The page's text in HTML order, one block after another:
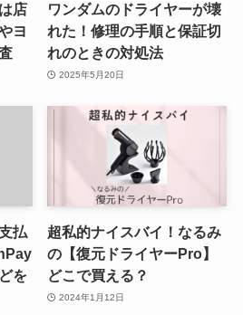
店
ヨ
ワンダムのドライヤーが壊
れた！修理の手順と保証切
れのときの対処法
2025年5月20日
払
を
超私的ナイスバイ！なるみ
の【復元ドライヤーPro】
どこで買える？
2024年1月12日